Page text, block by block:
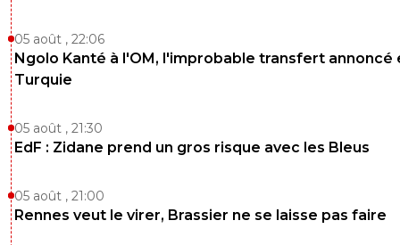
05 août , 22:06
Ngolo Kanté à l'OM, l'improbable transfert annoncé
Turquie
05 août , 21:30
EdF : Zidane prend un gros risque avec les Bleus
05 août , 21:00
Rennes veut le virer, Brassier ne se laisse pas faire